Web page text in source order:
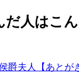
だ人はこ